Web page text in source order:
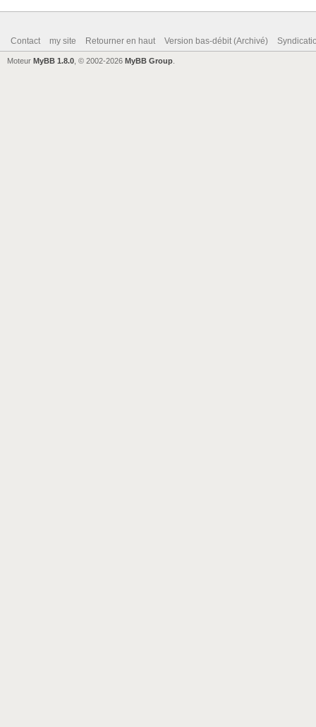
Contact my site Retourner en haut Version bas-débit (Archivé)
Moteur MyBB 1.8.0 , © 2002-2026 MyBB Group